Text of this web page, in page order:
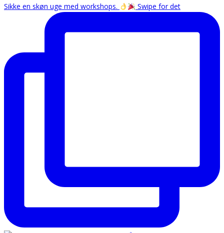
Sikke en skøn uge med workshops.
Swipe for det